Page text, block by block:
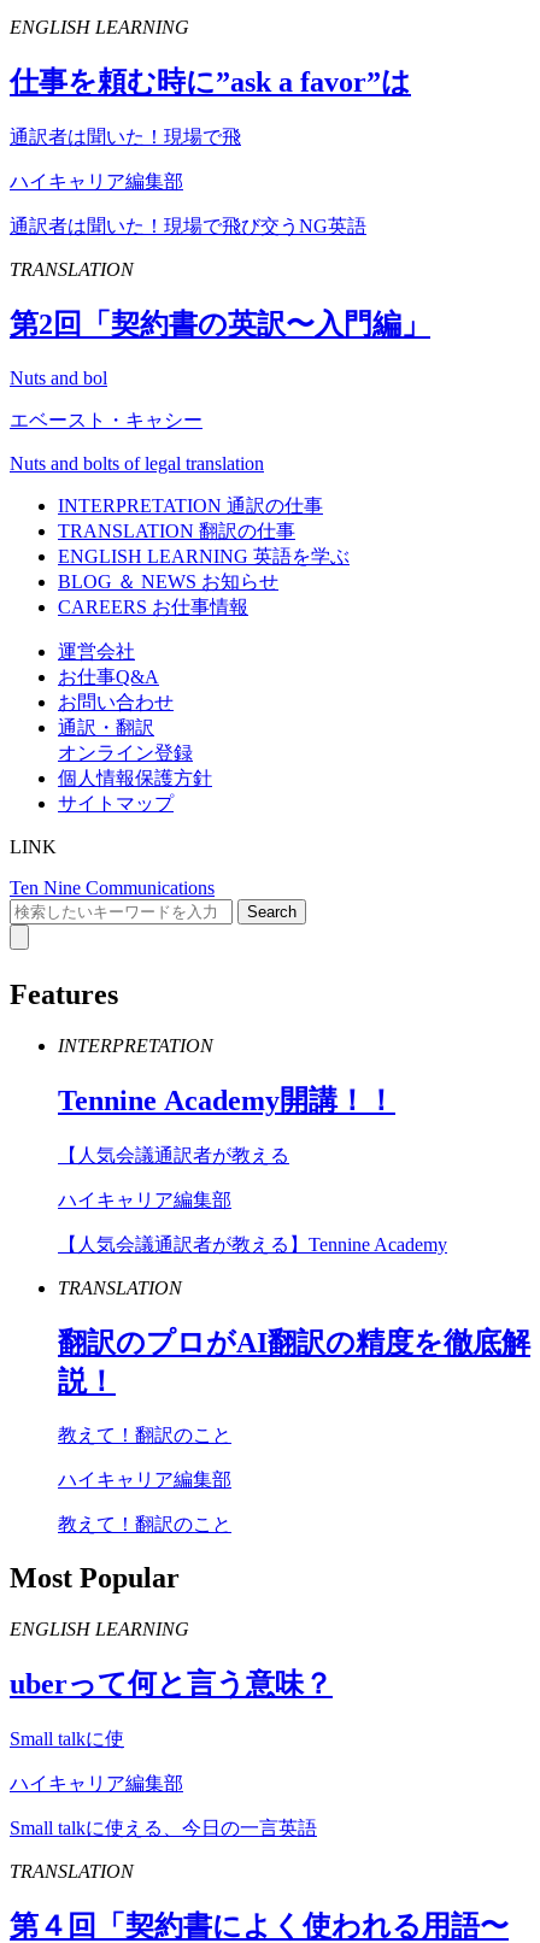
ENGLISH LEARNING
仕事を頼む時に”ask a favor”は
通訳者は聞いた！現場で飛
ハイキャリア編集部
通訳者は聞いた！現場で飛び交うNG英語
TRANSLATION
第2回「契約書の英訳〜入門編」
Nuts and bol
エベースト・キャシー
Nuts and bolts of legal translation
INTERPRETATION 通訳の仕事
TRANSLATION 翻訳の仕事
ENGLISH LEARNING 英語を学ぶ
BLOG ＆ NEWS お知らせ
CAREERS お仕事情報
運営会社
お仕事Q&A
お問い合わせ
通訳・翻訳
オンライン登録
個人情報保護方針
サイトマップ
LINK
Ten Nine Communications
Features
INTERPRETATION
Tennine Academy開講！！
【人気会議通訳者が教える
ハイキャリア編集部
【人気会議通訳者が教える】Tennine Academy
TRANSLATION
翻訳のプロがAI翻訳の精度を徹底解
説！
教えて！翻訳のこと
ハイキャリア編集部
教えて！翻訳のこと
Most Popular
ENGLISH LEARNING
uberって何と言う意味？
Small talkに使
ハイキャリア編集部
Small talkに使える、今日の一言英語
TRANSLATION
第４回「契約書によく使われる用語〜